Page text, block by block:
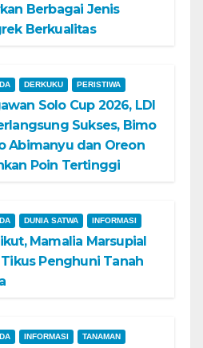
Berbagai Jenis
Berkualitas
DERKUKU PERISTIWA
Solo Cup 2026, LDI
Sukses, Bimo
Abimanyu dan Oreon
Poin Tertinggi
DUNIA SATWA INFORMASI
Mamalia Marsupial
Penghuni Tanah
INFORMASI TANAMAN